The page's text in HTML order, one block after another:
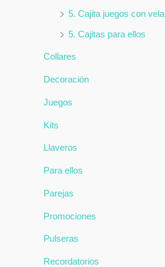
5. Cajita juegos con vela
5. Cajitas para ellos
Collares
Decoración
Juegos
Kits
Llaveros
Para ellos
Parejas
Promociones
Pulseras
Recordatorios